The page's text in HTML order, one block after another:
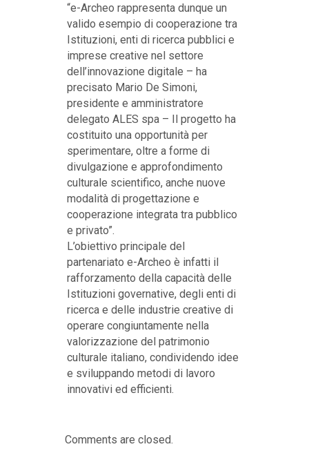
“e-Archeo rappresenta dunque un
valido esempio di cooperazione tra
Istituzioni, enti di ricerca pubblici e
imprese creative nel settore
dell’innovazione digitale – ha
precisato Mario De Simoni,
presidente e amministratore
delegato ALES spa – Il progetto ha
costituito una opportunità per
sperimentare, oltre a forme di
divulgazione e approfondimento
culturale scientifico, anche nuove
modalità di progettazione e
cooperazione integrata tra pubblico
e privato”.
L’obiettivo principale del
partenariato e-Archeo è infatti il
rafforzamento della capacità delle
Istituzioni governative, degli enti di
ricerca e delle industrie creative di
operare congiuntamente nella
valorizzazione del patrimonio
culturale italiano, condividendo idee
e sviluppando metodi di lavoro
innovativi ed efficienti.
Comments are closed.